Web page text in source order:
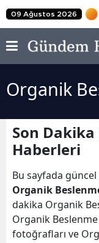
09 Ağustos 2026
Organik
Son
Haberleri
Bu sayfada
Organik
dakika Organik
Organik
fotoğrafları ve